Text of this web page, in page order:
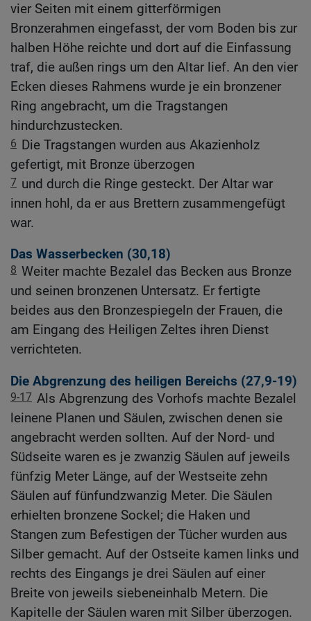
vier Seiten mit einem gitterförmigen
Bronzerahmen eingefasst, der vom Boden bis zur
halben Höhe reichte und dort auf die Einfassung
traf, die außen rings um den Altar lief. An den vier
Ecken dieses Rahmens wurde je ein bronzener
Ring angebracht, um die Tragstangen
hindurchzustecken.
6 Die Tragstangen wurden aus Akazienholz
gefertigt, mit Bronze überzogen
7 und durch die Ringe gesteckt. Der Altar war
innen hohl, da er aus Brettern zusammengefügt
war.
Das Wasserbecken (30,18)
8 Weiter machte Bezalel das Becken aus Bronze
und seinen bronzenen Untersatz. Er fertigte
beides aus den Bronzespiegeln der Frauen, die
am Eingang des Heiligen Zeltes ihren Dienst
verrichteten.
Die Abgrenzung des heiligen Bereichs (27,9-19)
9-17 Als Abgrenzung des Vorhofs machte Bezalel
leinene Planen und Säulen, zwischen denen sie
angebracht werden sollten. Auf der Nord- und
Südseite waren es je zwanzig Säulen auf jeweils
fünfzig Meter Länge, auf der Westseite zehn
Säulen auf fünfundzwanzig Meter. Die Säulen
erhielten bronzene Sockel; die Haken und
Stangen zum Befestigen der Tücher wurden aus
Silber gemacht. Auf der Ostseite kamen links und
rechts des Eingangs je drei Säulen auf einer
Breite von jeweils siebeneinhalb Metern. Die
Kapitelle der Säulen waren mit Silber überzogen.